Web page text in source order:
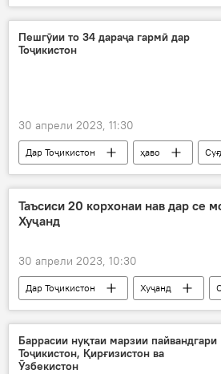
Украина
Дар ҷаҳон
Амният ва мудофиа
Владимир
амалиёт
Пешгӯии то 34 дараҷа гармӣ дар
Тоҷикистон
30 апрели 2023, 11:30
Дар Тоҷикистон ҳаво
ВМКБ
Душанбе
Хатлон
Таъсиси 20 корхонаи нав дар се
Хуҷанд
30 апрели 2023, 10:30
Дар Тоҷикистон Хуҷанд
Саноат
коргоҳ таъсис
Баррасии нуқтаи марзии пайвандгари
Тоҷикистон, Қирғизистон ва
Ӯзбекистон